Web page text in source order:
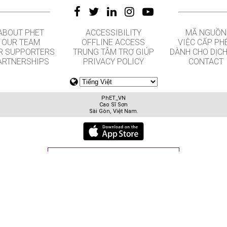
PHET
OUR TEAM
SUPPORTERS
ACCESSIBILITY
OFFLINE ACCESS
TRUNG TÂM TRỢ GIÚP
PRIVACY POLICY
MÃ NGUỒN
VIỆC CẤP
DÀNH CHO
CONTACT
PhET_VN
Cao Sĩ Sơn
Sài Gòn, Việt Nam.